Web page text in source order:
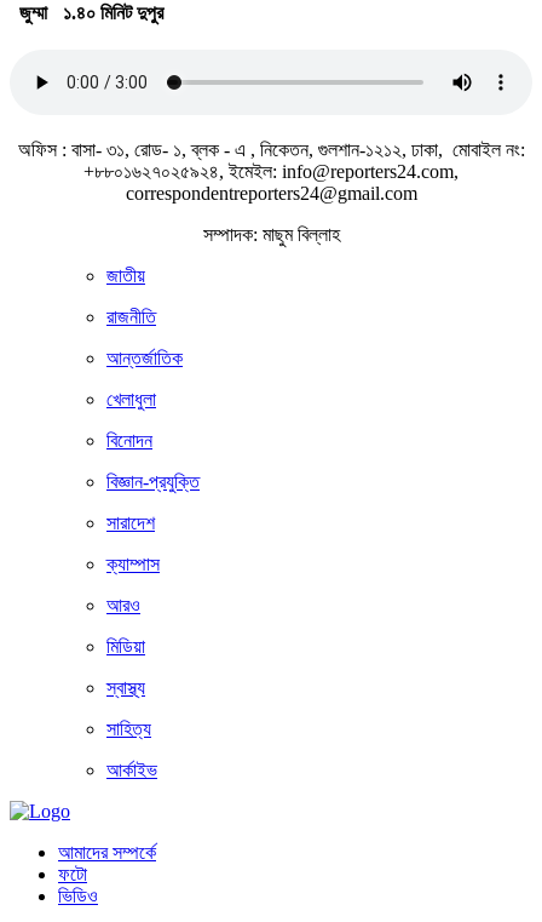
জুম্মা
১.৪০ মিনিট দুপুর
অফিস : বাসা- ৩১, রোড- ১, ব্লক - এ , নিকেতন, গুলশান-১২১২, ঢাকা, মোবাইল নং:
+৮৮০১৬২৭০২৫৯২৪, ইমেইল: info@reporters24.com,
correspondentreporters24@gmail.com
সম্পাদক: মাছুম বিল্লাহ
জাতীয়
রাজনীতি
আন্তর্জাতিক
খেলাধুলা
বিনোদন
বিজ্ঞান-প্রযুক্তি
সারাদেশ
ক্যাম্পাস
আরও
মিডিয়া
স্বাস্থ্য
সাহিত্য
আর্কাইভ
আমাদের সম্পর্কে
ফটো
ভিডিও